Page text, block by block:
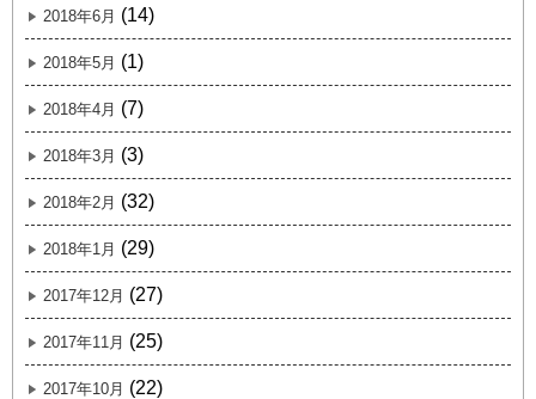
2018年6月 (14)
2018年5月 (1)
2018年4月 (7)
2018年3月 (3)
2018年2月 (32)
2018年1月 (29)
2017年12月 (27)
2017年11月 (25)
2017年10月 (22)